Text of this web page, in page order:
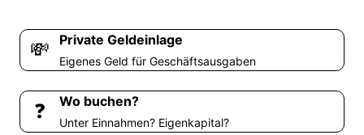
💸 Private Geldeinlage
Eigenes Geld für Geschäftsausgaben
❓ Wo buchen?
Unter Einnahmen? Eigenkapital?